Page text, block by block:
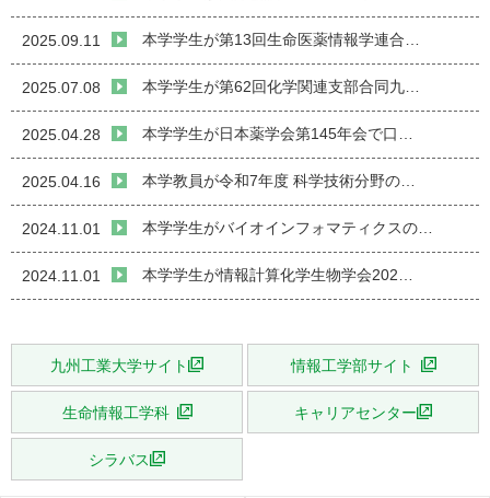
2025.09.11 本学学生が第13回生命医薬情報学連合…
2025.07.08 本学学生が第62回化学関連支部合同九…
2025.04.28 本学学生が日本薬学会第145年会で口…
2025.04.16 本学教員が令和7年度 科学技術分野の…
2024.11.01 本学学生がバイオインフォマティクスの…
2024.11.01 本学学生が情報計算化学生物学会202…
九州工業大学サイト 情報工学部サイト
生命情報工学科 キャリアセンター
シラバス